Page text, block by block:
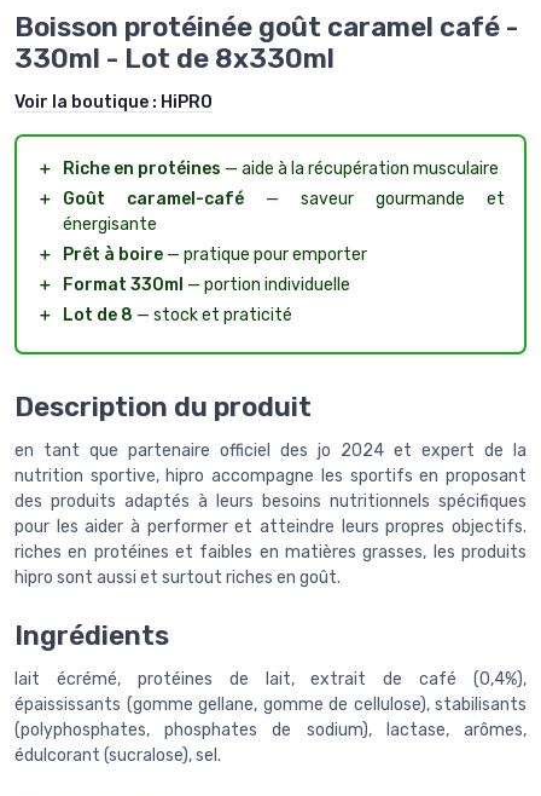
Boisson protéinée goût caramel café -
330ml - Lot de 8x330ml
Voir la boutique : HiPRO
＋ Riche en protéines — aide à la récupération musculaire
＋
Goût caramel-café — saveur gourmande et
énergisante
＋
Prêt à boire — pratique pour emporter
＋
Format 330ml — portion individuelle
＋
Lot de 8 — stock et praticité
Description du produit
en tant que partenaire officiel des jo 2024 et expert de la
nutrition sportive, hipro accompagne les sportifs en proposant
des produits adaptés à leurs besoins nutritionnels spécifiques
pour les aider à performer et atteindre leurs propres objectifs.
riches en protéines et faibles en matières grasses, les produits
hipro sont aussi et surtout riches en goût.
Ingrédients
lait écrémé, protéines de lait, extrait de café (0,4%),
épaississants (gomme gellane, gomme de cellulose), stabilisants
(polyphosphates, phosphates de sodium), lactase, arômes,
édulcorant (sucralose), sel.